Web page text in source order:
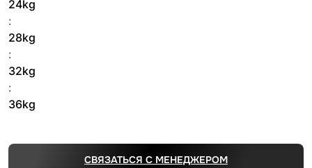
24kg
:
28kg
:
32kg
:
36kg
СВЯЗАТЬСЯ С МЕНЕДЖЕРОМ